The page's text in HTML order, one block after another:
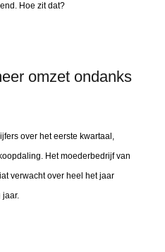
Hoe zit dat?
omzet ondanks
over het eerste kwartaal,
Het moederbedrijf van
verwacht over heel het jaar
jaar.